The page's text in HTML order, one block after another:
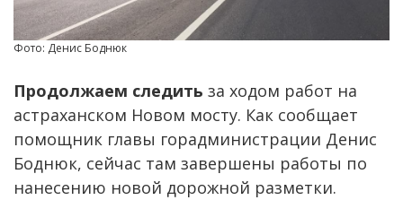
Фото: Денис Боднюк
Продолжаем следить за ходом работ на
астраханском Новом мосту. Как сообщает
помощник главы горадминистрации Денис
Боднюк, сейчас там завершены работы по
нанесению новой дорожной разметки.